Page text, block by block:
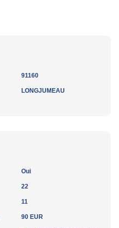
91160
LONGJUMEAU
Oui
22
11
90 EUR